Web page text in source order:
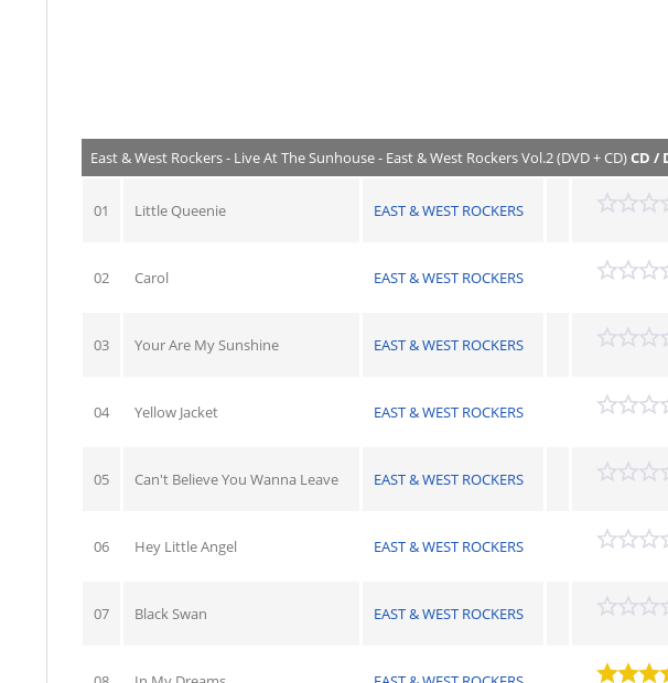
East & West Rockers - Live At The Sunhouse - East & West Rockers Vol.2 (DVD + CD)CD /
01 Little Queenie EAST & WEST ROCKERS
02 Carol EAST & WEST ROCKERS
03 Your Are My Sunshine EAST & WEST ROCKERS
04 Yellow Jacket EAST & WEST ROCKERS
05 Can't Believe You Wanna Leave EAST & WEST ROCKERS
06 Hey Little Angel EAST & WEST ROCKERS
07 Black Swan EAST & WEST ROCKERS